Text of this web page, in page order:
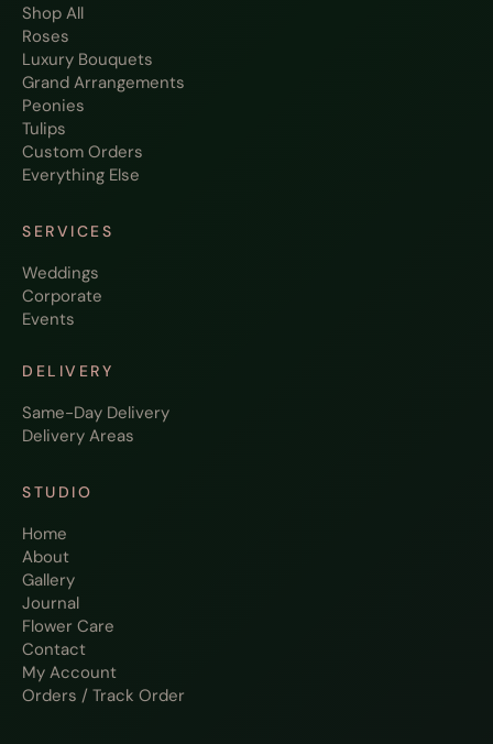
Shop All
Roses
Luxury Bouquets
Grand Arrangements
Peonies
Tulips
Custom Orders
Everything Else
SERVICES
Weddings
Corporate
Events
DELIVERY
Same-Day Delivery
Delivery Areas
STUDIO
Home
About
Gallery
Journal
Flower Care
Contact
My Account
Orders / Track Order